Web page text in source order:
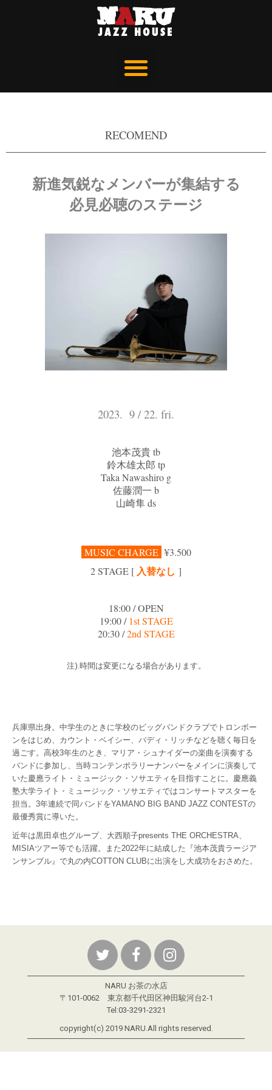
RECOMEND
新進気鋭なメンバーが集結する
必見必聴のステージ
2023. 9 / 22. fri.
池本茂貴 tb
鈴木雄太郎 tp
Taka Nawashiro g
佐藤潤一 b
山崎隼 ds
MUSIC CHARGE ¥3.500
2 STAGE [ 入替なし ]
18:00 / OPEN
19:00 / 1st STAGE
20:30 /2nd STAGE
注).時間は変更になる場合があります。
兵庫県出身。中学生のときに学校のビッグバンドクラブでトロンボー
ンをはじめ、カウント・ベイシー、バディ・リッチなどを聴く毎日を
過ごす。高校3年生のとき、マリア・シュナイダーの楽曲を演奏する
バンドに参加し、当時コンテンポラリーナンバーをメインに演奏して
いた慶應ライト・ミュージック・ソサエティを目指すことに。慶應義
塾大学ライト・ミュージック・ソサエティではコンサートマスターを
担当。3年連続で同バンドをYAMANO BIG BAND JAZZ CONTESTの
最優秀賞に導いた。
近年は黒田卓也グループ、大西順子presents THE ORCHESTRA、
MISIAツアー等でも活躍。また2022年に結成した『池本茂貴ラージア
ンサンブル』で丸の内COTTON CLUBに出演をし大成功をおさめた。
NARU お茶の水店
〒101-0062 東京都千代田区神田駿河台2-1
Tel:03-3291-2321
copyright(c) 2019 NARU.All rights reserved.